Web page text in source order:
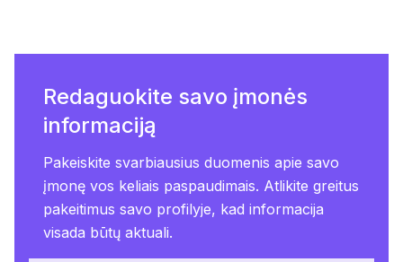
Redaguokite savo įmonės
informaciją
Pakeiskite svarbiausius duomenis apie savo
įmonę vos keliais paspaudimais. Atlikite greitus
pakeitimus savo profilyje, kad informacija
visada būtų aktuali.